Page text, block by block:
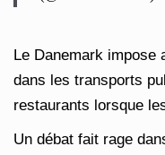
Le Danemark impose
dans les transports
restaurants lorsque
Un débat fait rage